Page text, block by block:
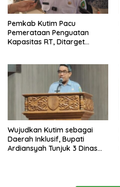
Pemkab Kutim Pacu
Pemerataan Penguatan
Kapasitas RT, Ditarget
Wujudkan Kutim sebagai
Daerah Inklusif, Bupati
Ardiansyah Tunjuk 3 Dinas